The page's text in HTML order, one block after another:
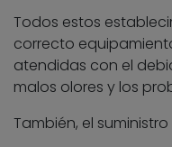
Todos estos
correcto
atendidas con el
malos olores y los
También, el